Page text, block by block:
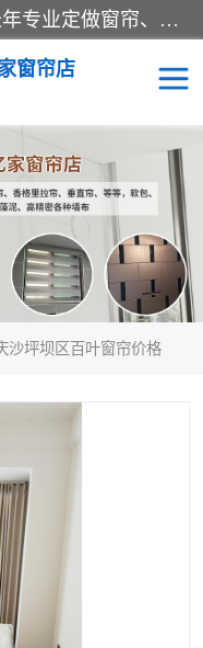
北碚区蔡家岗街道亿家窗帘店长年专业定做窗帘、电动窗帘、百叶窗帘、卷帘、柔纱窗、家居卷帘、香格里拉帘、垂直帘、等等，软包、各种形状软包硬包，墙布、素色、绣花、硅藻泥、高精密各种墙布，免费测量、免费安装，欢迎咨询
窗帘店
沙坪坝区百叶窗帘价格
窗卷帘